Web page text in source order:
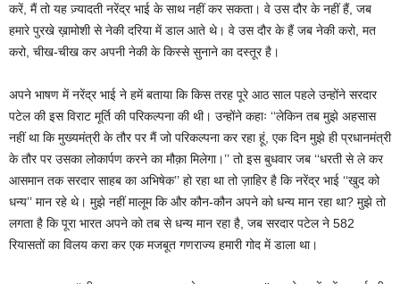
करें, मैं तो यह ज़्यादती नरेंद्र भाई के साथ नहीं कर सकता। वे उस दौर के नहीं हैं, जब
हमारे पुरखे ख़ामोशी से नेकी दरिया में डाल आते थे। वे उस दौर के हैं जब नेकी करो, मत
करो, चीख-चीख कर अपनी नेकी के किस्से सुनाने का दस्तूर है।
अपने भाषण में नरेंद्र भाई ने हमें बताया कि किस तरह पूरे आठ साल पहले उन्होंने सरदार
पटेल की इस विराट मूर्ति की परिकल्पना की थी। उन्होंने कहाः ‘‘लेकिन तब मुझे अहसास
नहीं था कि मुख्यमंत्री के तौर पर मैं जो परिकल्पना कर रहा हूं, एक दिन मुझे ही प्रधानमंत्री
के तौर पर उसका लोकार्पण करने का मौक़ा मिलेगा।’’ तो इस बुधवार जब ‘‘धरती से ले कर
आसमान तक सरदार साहब का अभिषेक’’ हो रहा था तो ज़ाहिर है कि नरेंद्र भाई ‘‘खुद को
धन्य’’ मान रहे थे। मुझे नहीं मालूम कि और कौन-कौन अपने को धन्य मान रहा था? मुझे तो
लगता है कि पूरा भारत अपने को तब से धन्य मान रहा है, जब सरदार पटेल ने 582
रियासतों का विलय करा कर एक मजबूत गणराज्य हमारी गोद में डाला था।